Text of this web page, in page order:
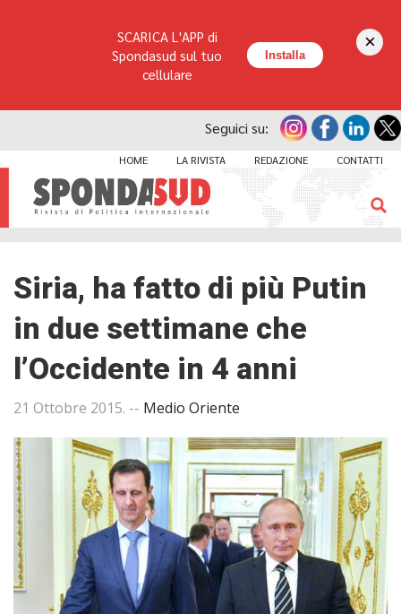
Seguici su:
HOME LA RIVISTA REDAZIONE CONTATTI
Siria, ha fatto di più Putin
in due settimane che
l’Occidente in 4 anni
21 Ottobre 2015. -- Medio Oriente
SCARICA L'APP di
Spondasud sul tuo
cellulare
Installa
×